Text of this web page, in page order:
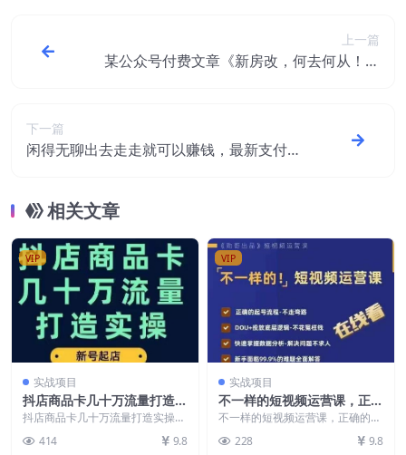
上一篇
某公众号付费文章《新房改，何去何从！》
下一篇
闲得无聊出去走走就可以赚钱，最新支付宝
相关文章
VIP
实战项目
抖店商品卡几十万流量打造实
操，从新号起店到一天几十万
搜索、推荐流量完整实操步骤
抖店商品卡几十万流量打造实操，
荐流量完整实操步骤 ...
414 9.8
VIP
实战项目
不一样的短视频运营课，正确
的起号流程，DOU+投放底层
逻辑，快速掌握数据分析
不一样的短视频运营课，正确的起
速掌握数据分析 不...
228 9.8